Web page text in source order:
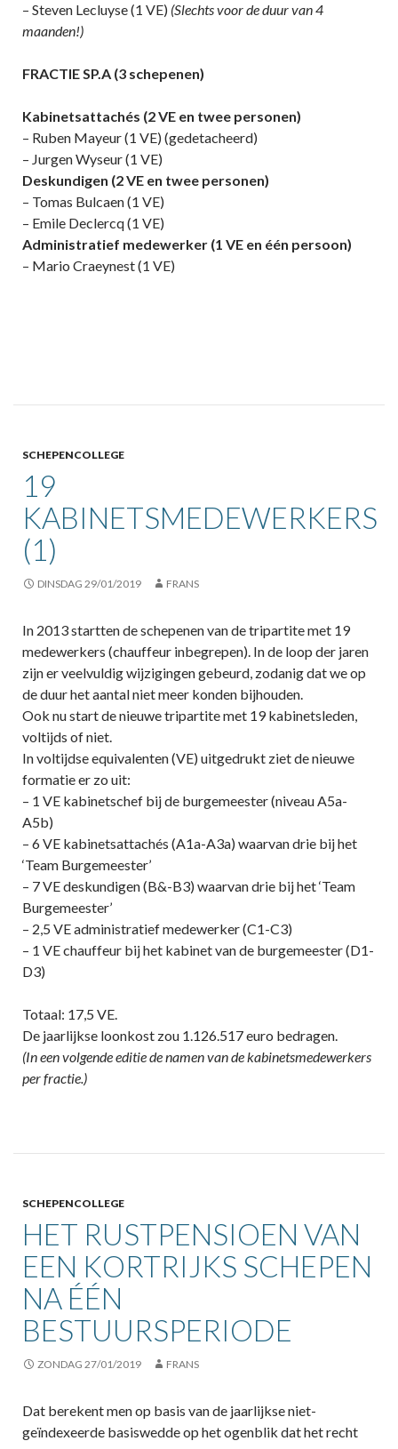
– Steven Lecluyse (1 VE) (Slechts voor de duur van 4
maanden!)
FRACTIE SP.A (3 schepenen)
Kabinetsattachés (2 VE en twee personen)
– Ruben Mayeur (1 VE) (gedetacheerd)
– Jurgen Wyseur (1 VE)
Deskundigen (2 VE en twee personen)
– Tomas Bulcaen (1 VE)
– Emile Declercq (1 VE)
Administratief medewerker (1 VE en één persoon)
– Mario Craeynest (1 VE)
SCHEPENCOLLEGE
19
KABINETSMEDEWERKERS
(1)
DINSDAG 29/01/2019 FRANS
In 2013 startten de schepenen van de tripartite met 19
medewerkers (chauffeur inbegrepen). In de loop der jaren
zijn er veelvuldig wijzigingen gebeurd, zodanig dat we op
de duur het aantal niet meer konden bijhouden.
Ook nu start de nieuwe tripartite met 19 kabinetsleden,
voltijds of niet.
In voltijdse equivalenten (VE) uitgedrukt ziet de nieuwe
formatie er zo uit:
– 1 VE kabinetschef bij de burgemeester (niveau A5a-
A5b)
– 6 VE kabinetsattachés (A1a-A3a) waarvan drie bij het
‘Team Burgemeester’
– 7 VE deskundigen (B&-B3) waarvan drie bij het ‘Team
Burgemeester’
– 2,5 VE administratief medewerker (C1-C3)
– 1 VE chauffeur bij het kabinet van de burgemeester (D1-
D3)
Totaal: 17,5 VE.
De jaarlijkse loonkost zou 1.126.517 euro bedragen.
(In een volgende editie de namen van de kabinetsmedewerkers
per fractie.)
SCHEPENCOLLEGE
HET RUSTPENSIOEN VAN
EEN KORTRIJKS SCHEPEN
NA ÉÉN
BESTUURSPERIODE
ZONDAG 27/01/2019 FRANS
Dat berekent men op basis van de jaarlijkse niet-
geïndexeerde basiswedde op het ogenblik dat het recht